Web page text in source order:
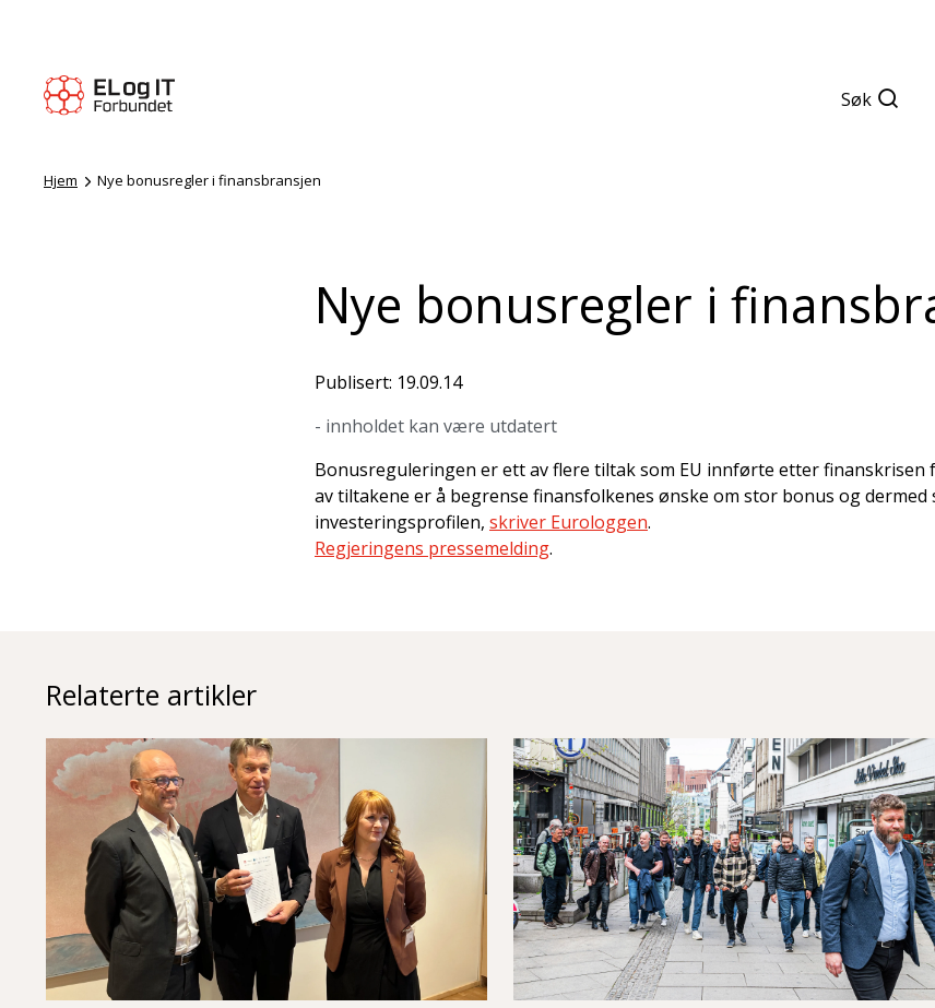
Søk
Hjem Nye bonusregler i finansbransjen
Nye bonusregler i
Publisert: 19.09.14
- innholdet kan være utdatert
Bonusreguleringen er ett av flere tiltak som EU innførte etter finanskrisen
av tiltakene er å begrense finansfolkenes ønske om stor bonus og dermed
investeringsprofilen, skriver Eurologgen.
Regjeringens pressemelding.
Relaterte artikler